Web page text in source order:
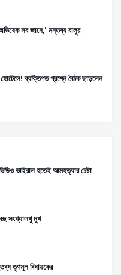
সব জানে,' মন্তব্য বালুর
ব্যক্তিগত প্রশ্নে বৈঠক ছাড়লেন
ভাইরাল হতেই আত্মহত্যার চেষ্টা
সংখ্যালখু মুখ
তৃণমূল বিধায়কের